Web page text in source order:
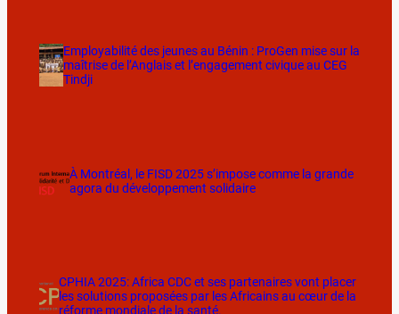
Employabilité des jeunes au Bénin : ProGen mise sur la
maîtrise de l’Anglais et l’engagement civique au CEG
Tindji
À Montréal, le FISD 2025 s’impose comme la grande
agora du développement solidaire
CPHIA 2025: Africa CDC et ses partenaires vont placer
les solutions proposées par les Africains au cœur de la
réforme mondiale de la santé.